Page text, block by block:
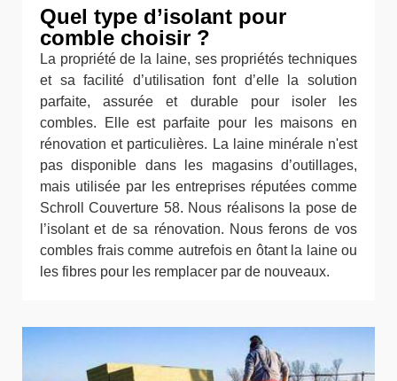
Quel type d’isolant pour
comble choisir ?
La propriété de la laine, ses propriétés techniques
et sa facilité d’utilisation font d’elle la solution
parfaite, assurée et durable pour isoler les
combles. Elle est parfaite pour les maisons en
rénovation et particulières. La laine minérale n'est
pas disponible dans les magasins d’outillages,
mais utilisée par les entreprises réputées comme
Schroll Couverture 58. Nous réalisons la pose de
l’isolant et de sa rénovation. Nous ferons de vos
combles frais comme autrefois en ôtant la laine ou
les fibres pour les remplacer par de nouveaux.